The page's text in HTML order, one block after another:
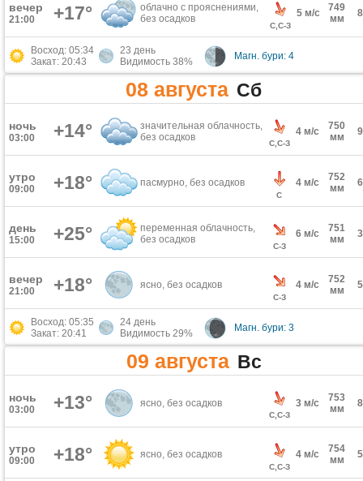
вечер
21:00 +17°
облачно с прояснениями,
без осадков
С,С-З
5 м/с
749
мм
Восход: 05:34
Закат: 20:43
23 день
Видимость 38%
Магн. бури: 4
08 августа Сб
ночь
03:00 +14°
значительная облачность,
без осадков
С,С-З
4 м/с
750
мм
утро
09:00 +18° пасмурно, без осадков
С
4 м/с
752
мм
день
15:00 +25°
переменная облачность,
без осадков
С-З
6 м/с
751
мм
вечер
21:00 +18° ясно, без осадков
С-З
4 м/с
752
мм
Восход: 05:35
Закат: 20:41
24 день
Видимость 29%
Магн. бури: 3
09 августа Вс
ночь
03:00 +13° ясно, без осадков
С,С-З
3 м/с
753
мм
утро
09:00 +18° ясно, без осадков
С,С-З
4 м/с
754
мм